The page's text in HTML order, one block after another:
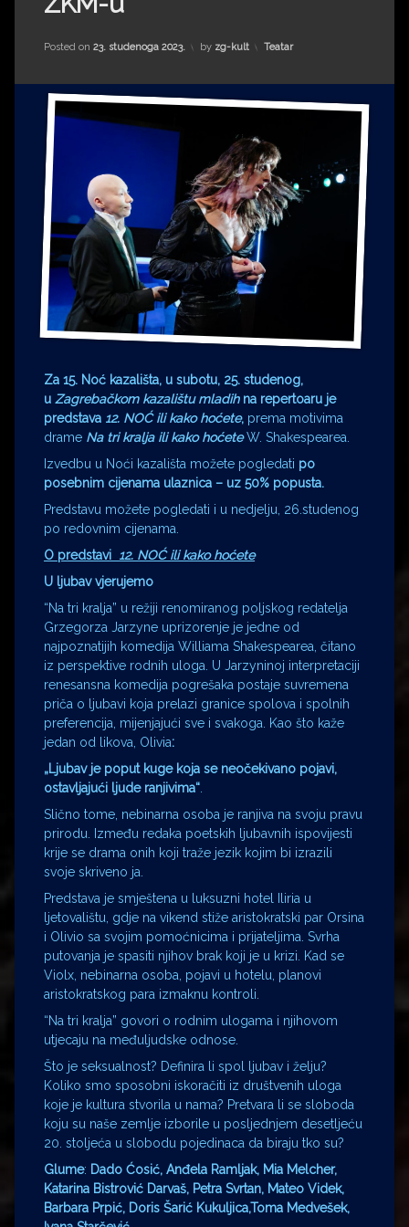
Impressum
Milenko Strižak
Drugi autori
Drugi autori
Matea Andrić
Ljiljana Lekanić-Kljaić
Željko Krznarić
Mario Lovreković
Miroslav Šantek
Posted on 23. studenoga 2023. by zg-kult Kategorije:
Teatar
Za 15. Noć kazališta, u subotu, 25. studenog,
u Zagrebačkom kazalištu mladihna repertoaru je
predstava 12. NOĆ ili kako hoćete, prema motivima
drame Na tri kralja ili kako hoćeteW. Shakespearea.
Izvedbu u Noći kazališta možete pogledati po
posebnim cijenama ulaznica – uz 50% popusta.
Predstavu možete pogledati i u nedjelju, 26.studenog
po redovnim cijenama.
O predstavi 12. NOĆ ili kako hoćete
U ljubav vjerujemo
“Na tri kralja” u režiji renomiranog poljskog redatelja
Grzegorza Jarzyne uprizorenje je jedne od
najpoznatijih komedija Williama Shakespearea, čitano
iz perspektive rodnih uloga. U Jarzyninoj interpretaciji
renesansna komedija pogrešaka postaje suvremena
priča o ljubavi koja prelazi granice spolova i spolnih
preferencija, mijenjajući sve i svakoga. Kao što kaže
jedan od likova, Olivia:
„Ljubav je poput kuge koja se neočekivano pojavi,
ostavljajući ljude ranjivima“
Slično tome, nebinarna osoba je ranjiva na svoju pravu
prirodu. Između redaka poetskih ljubavnih ispovijesti
krije se drama onih koji traže jezik kojim bi izrazili
svoje skriveno ja.
Predstava je smještena u luksuzni hotel Iliria u
ljetovalištu, gdje na vikend stiže aristokratski par Orsina
i Olivio sa svojim pomoćnicima i prijateljima. Svrha
putovanja je spasiti njihov brak koji je u krizi. Kad se
Violx, nebinarna osoba, pojavi u hotelu, planovi
aristokratskog para izmaknu kontroli.
“Na tri kralja” govori o rodnim ulogama i njihovom
utjecaju na međuljudske odnose.
Što je seksualnost? Definira li spol ljubav i želju?
Koliko smo sposobni iskoračiti iz društvenih uloga
koje je kultura stvorila u nama? Pretvara li se sloboda
koju su naše zemlje izborile u posljednjem desetljeću
20. stoljeća u slobodu pojedinaca da biraju tko su?
Glume: Dado Ćosić, Anđela Ramljak, Mia Melcher,
Katarina Bistrović Darvaš, Petra Svrtan, Mateo Videk,
Barbara Prpić, Doris Šarić Kukuljica,Toma Medvešek,